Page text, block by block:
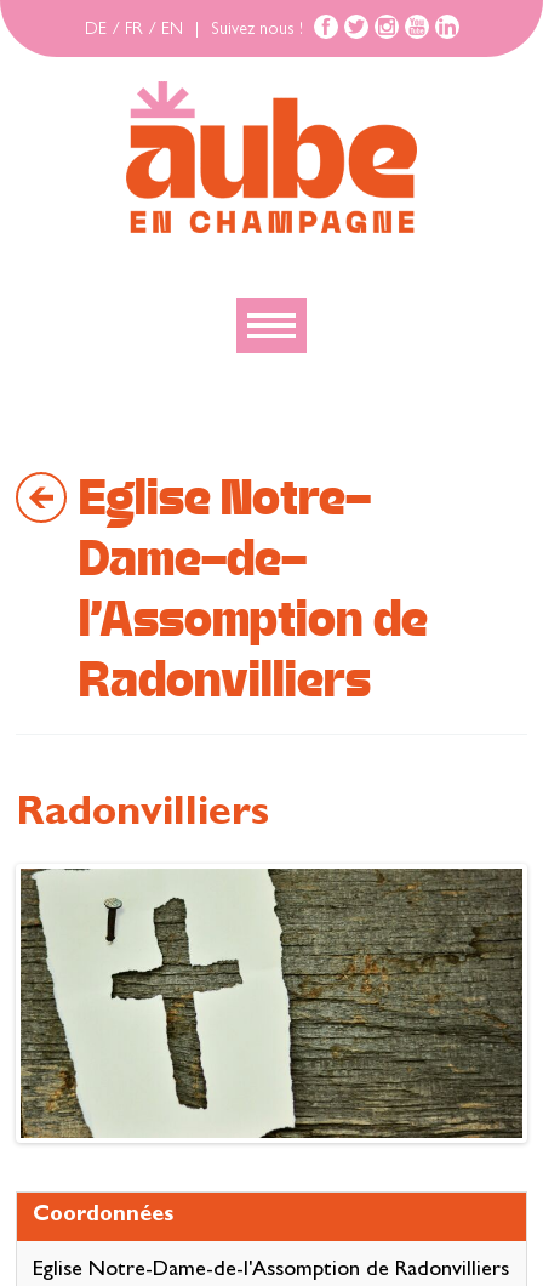
DE / FR / EN Suivez nous !
Bouger
Se loger
Se restaurer
S’inspirer
Eglise Notre-
Dame-de-
l'Assomption de
Radonvilliers
Radonvilliers
Coordonnées
Eglise Notre-Dame-de-l'Assomption de Radonvilliers